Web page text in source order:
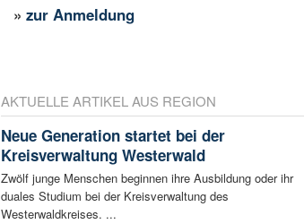
»zur Anmeldung
AKTUELLE ARTIKEL AUS REGION
Neue Generation startet bei der
Kreisverwaltung Westerwald
Zwölf junge Menschen beginnen ihre Ausbildung oder ihr
duales Studium bei der Kreisverwaltung des
Westerwaldkreises. ...